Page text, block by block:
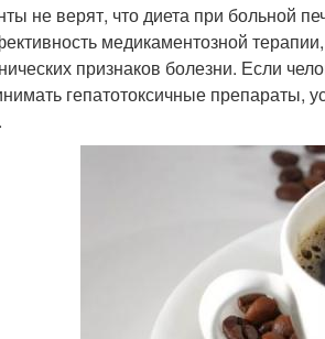
не верят, что диета при больной
медикаментозной
признаков болезни. Если
гепатотоксичные